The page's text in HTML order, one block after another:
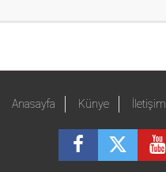
Anasayfa Künye İletişim